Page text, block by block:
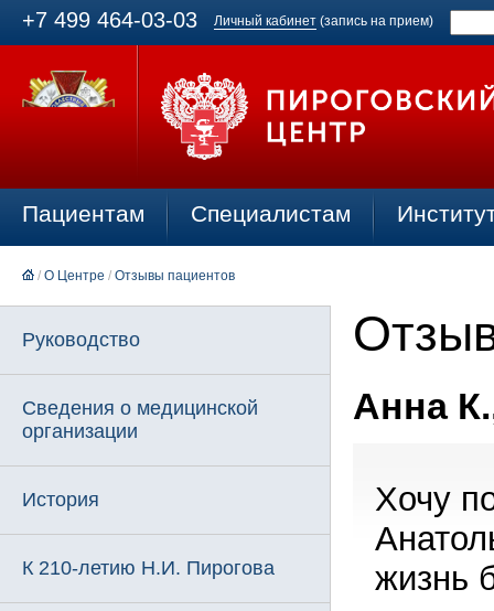
+7 499 464-03-03 Личный кабинет (запись на прием)
Пациентам Специалистам
/ О Центре / Отзывы пациентов
Руководство
Сведения о медицинской
организации
История
К 210-летию Н.И. Пирогова
Анна
Хочу
жизнь